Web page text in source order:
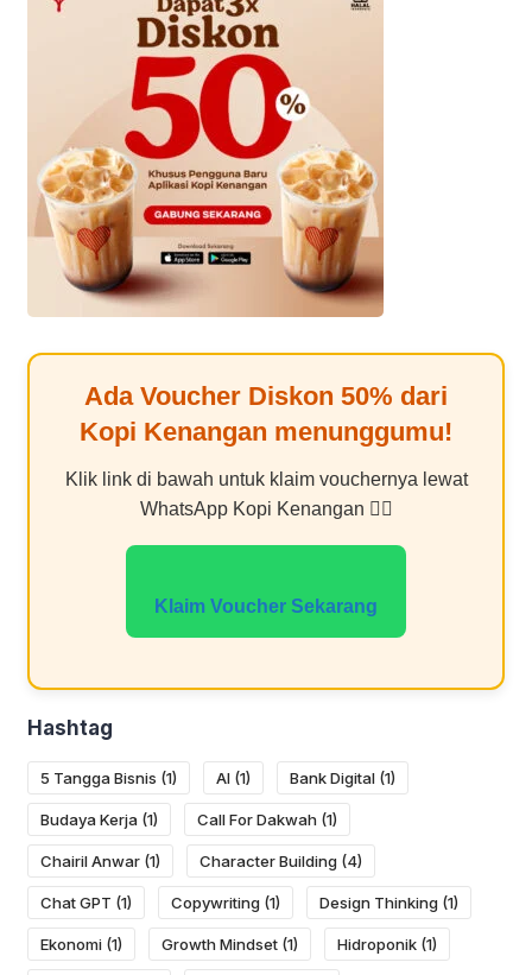
Ada Voucher Diskon 50% dari
Kopi Kenangan menunggumu!
Klik link di bawah untuk klaim vouchernya lewat
WhatsApp Kopi Kenangan 👇🏻
Klaim Voucher Sekarang
Hashtag
5 Tangga Bisnis (1) AI (1) Bank Digital (1)
Budaya Kerja (1) Call For Dakwah (1)
Chairil Anwar (1) Character Building (4)
Chat GPT (1) Copywriting (1) Design Thinking (1)
Ekonomi (1) Growth Mindset (1) Hidroponik (1)